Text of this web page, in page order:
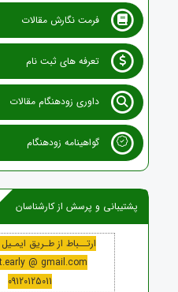
فرمت نگارش مقالات
تعرفه های ثبت نام
داوری زودهنگام مقالات
گواهینامه زودهنگام
پشتیبانی و پرسش از کارشناسان
ارتــباط از طـریق
@ gmail.com
09120125011